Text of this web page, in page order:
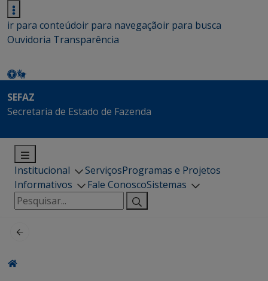
ir para conteúdoir para navegaçãoir para busca
Ouvidoria Transparência
SEFAZ
Secretaria de Estado de Fazenda
Institucional ServiçosProgramas e Projetos
Informativos
Fale ConoscoSistemas
Pesquisar
por: